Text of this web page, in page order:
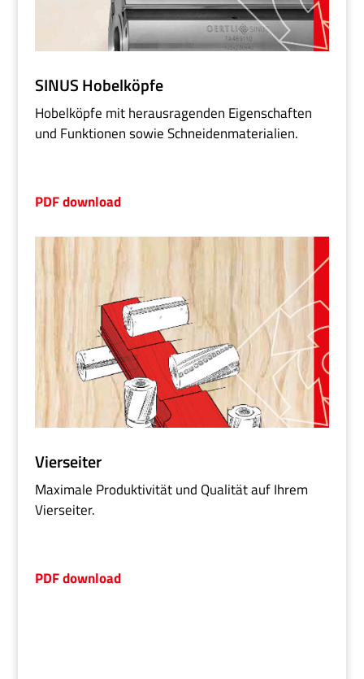
SINUS Hobelköpfe
Hobelköpfe mit herausragenden Eigenschaften
und Funktionen sowie Schneidenmaterialien.
PDF download
Vierseiter
Maximale Produktivität und Qualität auf Ihrem
Vierseiter.
PDF download